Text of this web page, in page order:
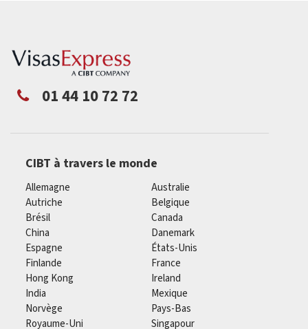
01 44 10 72 72
CIBT à travers le monde
Allemagne
Australie
Autriche
Belgique
Brésil
Canada
China
Danemark
Espagne
États-Unis
Finlande
France
Hong Kong
Ireland
India
Mexique
Norvège
Pays-Bas
Royaume-Uni
Singapour